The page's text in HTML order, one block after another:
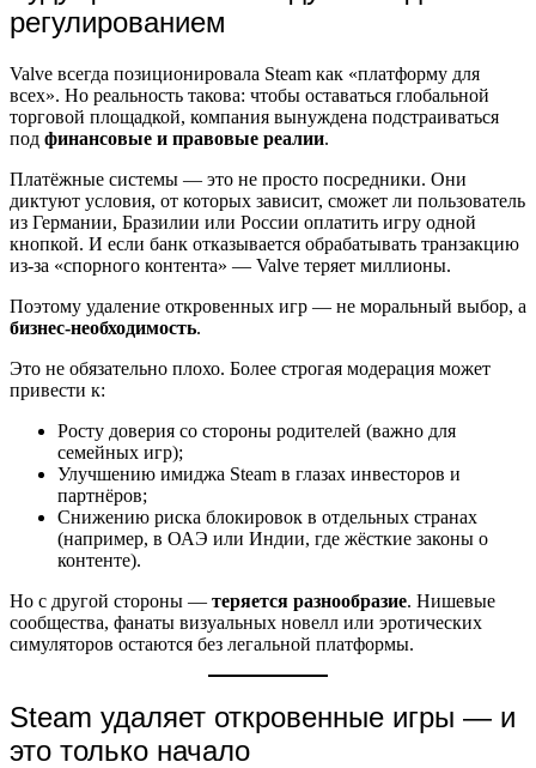
регулированием
Valve всегда позиционировала Steam как «платформу для
всех». Но реальность такова: чтобы оставаться глобальной
торговой площадкой, компания вынуждена подстраиваться
под финансовые и правовые реалии.
Платёжные системы — это не просто посредники. Они
диктуют условия, от которых зависит, сможет ли пользователь
из Германии, Бразилии или России оплатить игру одной
кнопкой. И если банк отказывается обрабатывать транзакцию
из-за «спорного контента» — Valve теряет миллионы.
Поэтому удаление откровенных игр — не моральный выбор, а
бизнес-необходимость.
Это не обязательно плохо. Более строгая модерация может
привести к:
Росту доверия со стороны родителей (важно для
семейных игр);
Улучшению имиджа Steam в глазах инвесторов и
партнёров;
Снижению риска блокировок в отдельных странах
(например, в ОАЭ или Индии, где жёсткие законы о
контенте).
Но с другой стороны — теряется разнообразие. Нишевые
сообщества, фанаты визуальных новелл или эротических
симуляторов остаются без легальной платформы.
Steam удаляет откровенные игры — и
это только начало